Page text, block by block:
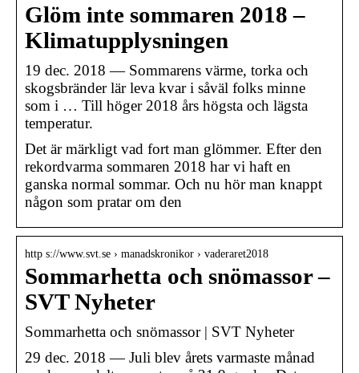
Glöm inte sommaren 2018 –
Klimatupplysningen
19 dec. 2018 — Sommarens värme, torka och
skogsbränder lär leva kvar i såväl folks minne
som i … Till höger 2018 års högsta och lägsta
temperatur.
Det är märkligt vad fort man glömmer. Efter den
rekordvarma sommaren 2018 har vi haft en
ganska normal sommar. Och nu hör man knappt
någon som pratar om den
http s://www.svt.se › manadskronikor › vaderaret2018
Sommarhetta och snömassor –
SVT Nyheter
Sommarhetta och snömassor | SVT Nyheter
29 dec. 2018 — Juli blev årets varmaste månad